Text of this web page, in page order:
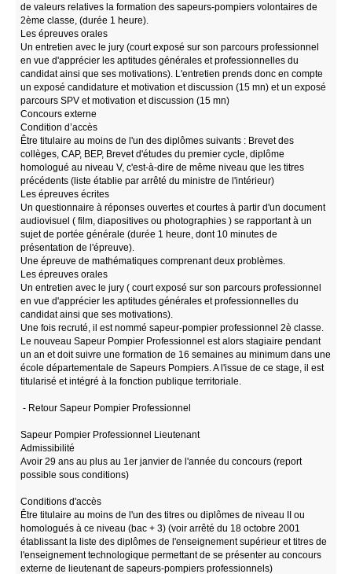
de valeurs relatives la formation des sapeurs-pompiers volontaires de
2ème classe, (durée 1 heure).
Les épreuves orales
Un entretien avec le jury (court exposé sur son parcours professionnel
en vue d'apprécier les aptitudes générales et professionnelles du
candidat ainsi que ses motivations). L'entretien prends donc en compte
un exposé candidature et motivation et discussion (15 mn) et un exposé
parcours SPV et motivation et discussion (15 mn)
Concours externe
Condition d’accès
Être titulaire au moins de l'un des diplômes suivants : Brevet des
collèges, CAP, BEP, Brevet d'études du premier cycle, diplôme
homologué au niveau V, c'est-à-dire de même niveau que les titres
précédents (liste établie par arrêté du ministre de l'intérieur)
Les épreuves écrites
Un questionnaire à réponses ouvertes et courtes à partir d'un document
audiovisuel ( film, diapositives ou photographies ) se rapportant à un
sujet de portée générale (durée 1 heure, dont 10 minutes de
présentation de l'épreuve).
Une épreuve de mathématiques comprenant deux problèmes.
Les épreuves orales
Un entretien avec le jury ( court exposé sur son parcours professionnel
en vue d'apprécier les aptitudes générales et professionnelles du
candidat ainsi que ses motivations).
Une fois recruté, il est nommé sapeur-pompier professionnel 2è classe.
Le nouveau Sapeur Pompier Professionnel est alors stagiaire pendant
un an et doit suivre une formation de 16 semaines au minimum dans une
école départementale de Sapeurs Pompiers. A l'issue de ce stage, il est
titularisé et intégré à la fonction publique territoriale.
- Retour Sapeur Pompier Professionnel
Sapeur Pompier Professionnel Lieutenant
Admissibilité
Avoir 29 ans au plus au 1er janvier de l'année du concours (report
possible sous conditions)
Conditions d'accès
Être titulaire au moins de l'un des titres ou diplômes de niveau II ou
homologués à ce niveau (bac + 3) (voir arrêté du 18 octobre 2001
établissant la liste des diplômes de l'enseignement supérieur et titres de
l'enseignement technologique permettant de se présenter au concours
externe de lieutenant de sapeurs-pompiers professionnels)